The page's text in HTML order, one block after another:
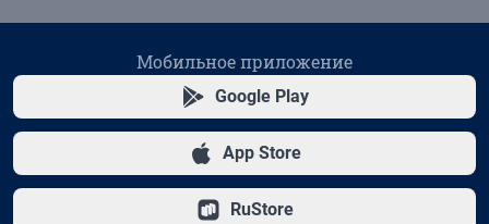
Мобильное приложение
Google Play
App Store
RuStore